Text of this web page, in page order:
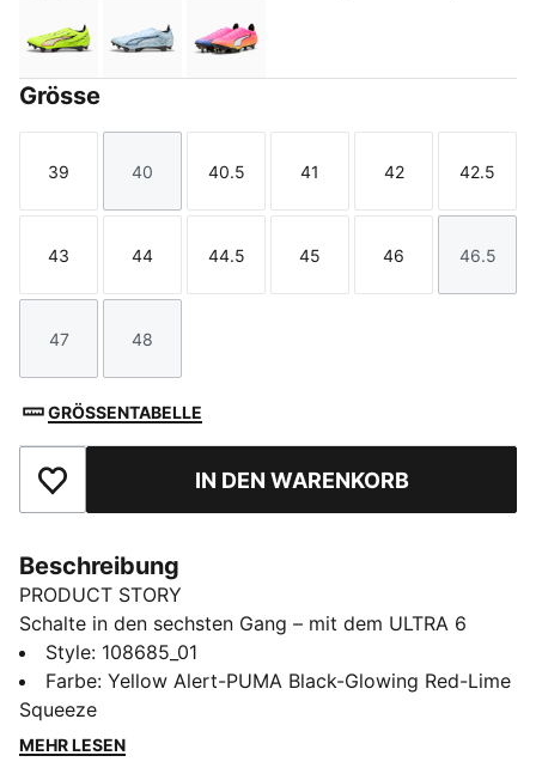
Yellow Alert-PUMA Black-Glowing Red-Lime
Icy Blue-PUMA White-Blue Jewel
Poison Pink-PUMA White-Sun
Grösse
Größe
39
Größe
40
Größe
40.5
Größe
41
Größe
42
Größe
42.5
Größe
43
Größe
44
Größe
44.5
Größe
45
Größe
46
Größe
46.5
Größe
47
Größe
48
GRÖSSENTABELLE
Zu Favoriten hinzufügenIN DEN WARENKORB
Beschreibung
PRODUCT STORY
Schalte in den sechsten Gang – mit dem ULTRA 6
CARBON. Mit einem überarbeiteten Obermaterial aus
Funktions-Mesh bietet dieser Fußballschuh ein
präzises, reaktionsschnelles Tragegefühl – als wäre er
eine perfekt abgestimmte Maschine an deinen Füßen.
Style: 108685_01
Farbe: Yellow Alert-PUMA Black-Glowing Red-Lime
Squeeze
MEHR LESEN